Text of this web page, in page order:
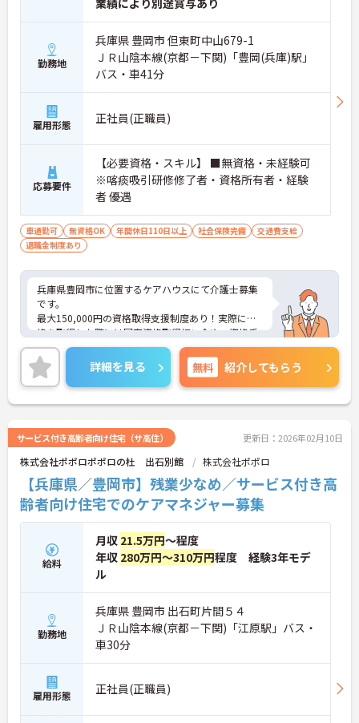
業績により別途賞与あり
勤務地
兵庫県 豊岡市 但東町中山679-1
ＪＲ山陰本線(京都－下関)「豊岡(兵庫)駅」
バス・車41分
雇用形態 正社員(正職員)
応募要件
【必要資格・スキル】 ■無資格・未経験可
※喀痰吸引研修修了者・資格所有者・経験
者 優遇
車通勤可 無資格OK 年間休日110日以上 社会保険完備
交通費支給
退職金制度あり
兵庫県豊岡市に位置するケアハウスにて介護士募集
です。
最大150,000円の資格取得支援制度あり！実際に資
格を取得した際には国家資格取得祝い金や、資格手
当が支給されるため、スキルアップのモチベーショ
ンにも繋がります♪
ほかにも豊富な福利厚生や諸手当が充実しており、
長く働きやすい環境です！
ご興味のある方には、面接対策ポイントなど、さら
さい。
詳細を見る 無料 紹介してもらう
サービス付き高齢者向け住宅（サ高住） 更新日：2026年02月10日
株式会社ポポロポポロの杜 出石別館 株式会社ポポロ
【兵庫県／豊岡市】残業少なめ／サービス付き高
齢者向け住宅でのケアマネジャー募集
給料
月収 21.5万円～程度
年収 280万円～310万円程度 経験3年モデ
ル
勤務地
兵庫県 豊岡市 出石町片間５４
ＪＲ山陰本線(京都－下関)「江原駅」バス・
車30分
雇用形態 正社員(正職員)